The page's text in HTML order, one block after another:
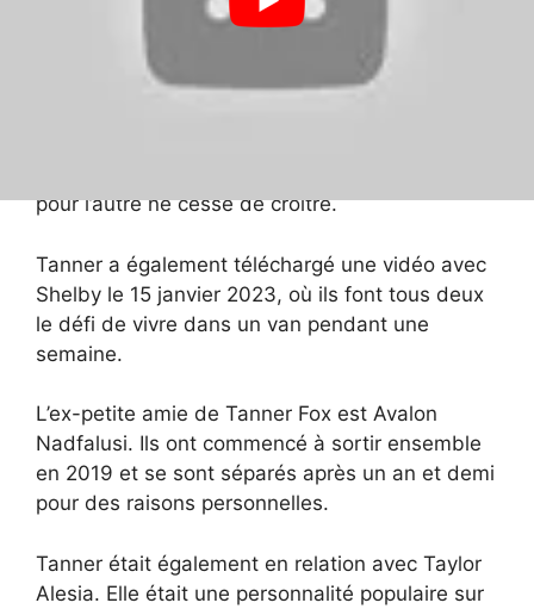
La petite amie de Tanner Fox est Shelby
Robins, un mannequin Instagram et une
pour l’autre ne cesse de croître.
Tanner a également téléchargé une vidéo avec
Shelby le 15 janvier 2023, où ils font tous deux
le défi de vivre dans un van pendant une
semaine.
L’ex-petite amie de Tanner Fox est Avalon
Nadfalusi. Ils ont commencé à sortir ensemble
en 2019 et se sont séparés après un an et demi
pour des raisons personnelles.
Tanner était également en relation avec Taylor
Alesia. Elle était une personnalité populaire sur